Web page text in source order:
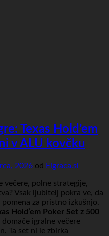
Texas Hold’em
v ALU kovčku
2026 od Eigraca.si
večere, polne strategije,
Vsak ljubitelj pokra ve, da
za pristno izkušnjo.
Hold’em Poker Set z 500
domače igralne večere
Ta set ni le zbirka